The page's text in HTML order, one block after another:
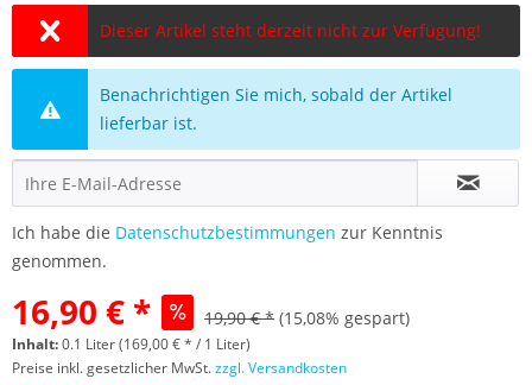
Dieser Artikel steht derzeit nicht zur Verfügung!
Benachrichtigen Sie mich, sobald der Artikel
lieferbar ist.
Ich habe die Datenschutzbestimmungen zur Kenntnis
genommen.
16,90 € * 19,90 € * (15,08% gespart)
Inhalt:0.1 Liter (169,00 € * / 1 Liter)
Preise inkl. gesetzlicher MwSt.zzgl. Versandkosten